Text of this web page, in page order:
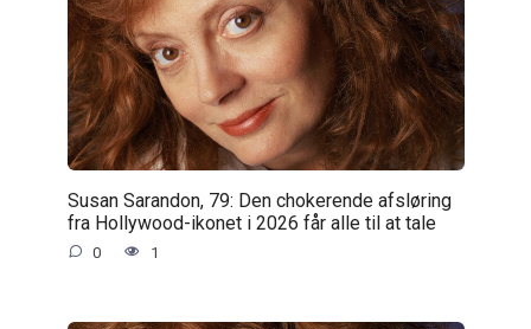
Susan Sarandon, 79: Den chokerende afsløring
fra Hollywood-ikonet i 2026 får alle til at tale
0 1